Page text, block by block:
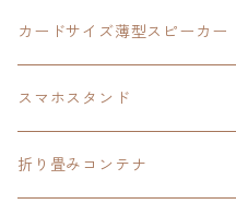
創の軌跡
HOT-SHOT
イースⅨ
閃の軌跡Ⅳ
黎の軌跡Ⅱ
イースⅧ
軌跡シリーズ20周年記念
オーロラ
カードサイズ薄型スピーカー
黎の軌跡
40周年記念
スマホスタンド
ワイヤレス充電スマホスタンド
折り畳みコンテナ